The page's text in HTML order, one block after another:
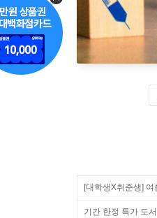
[대학생X취준생] 여
기간 한정 특가 도서